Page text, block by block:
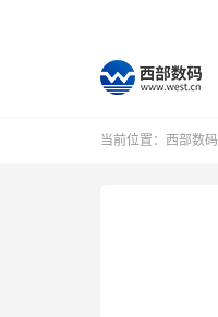
当前位置： 西部数